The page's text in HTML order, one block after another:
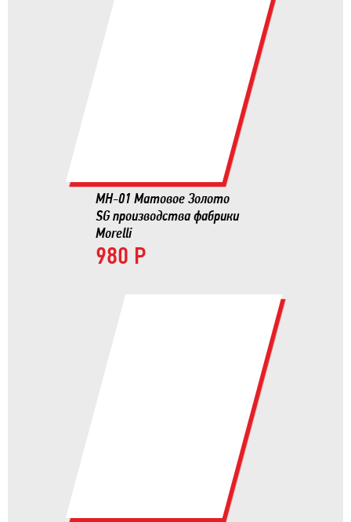
MH-01 Матовое Золото
SG производства фабрики
Morelli
980 Р